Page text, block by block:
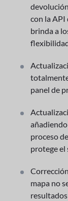
con la API
brinda a
panel de
proceso
protege el
mapa no